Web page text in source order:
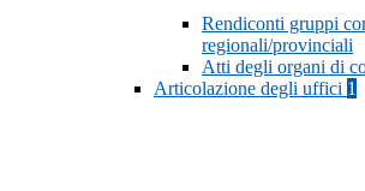
Rendiconti gruppi
regionali/provinciali
Atti degli organi di
Articolazione degli uffici 1